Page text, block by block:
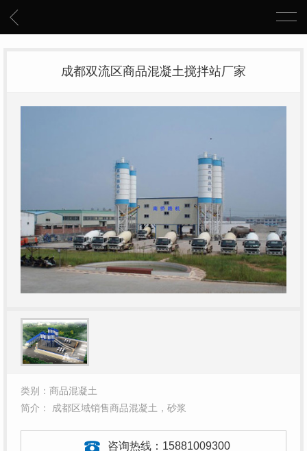
成都双流区商品混凝土搅拌站厂家
类别：商品混凝土
简介： 成都区域销售商品混凝土，砂浆
咨询热线： 15881009300